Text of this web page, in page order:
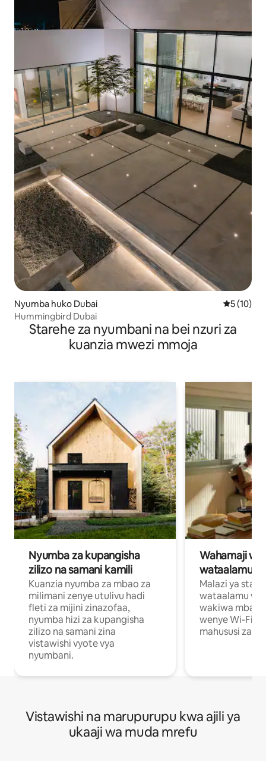
Nyumba huko Dubai Ukadiriaji
5 (10)
Hummingbird Dubai
Starehe za nyumbani na bei nzuri za
kuanzia mwezi mmoja
Nyumba za kupangisha
zilizo na samani kamili
Kuanzia nyumba za mbao za
milimani zenye utulivu hadi
fleti za mijini zinazofaa,
nyumba hizi za kupangisha
zilizo na samani zina
vistawishi vyote vya
nyumbani.
Wahamaji
wataalamu
Malazi ya
wataalamu
wakiwa mbali
wenye Wi-Fi
mahususi za
Vistawishi na marupurupu kwa ajili ya
ukaaji wa muda mrefu